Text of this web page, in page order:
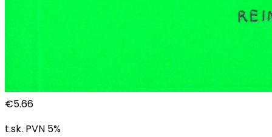
€5.66
t.sk. PVN 5%